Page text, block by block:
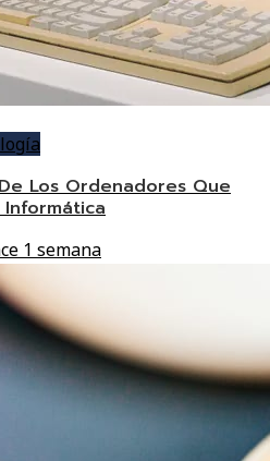
Los Ordenadores Que
Informática
1 semana